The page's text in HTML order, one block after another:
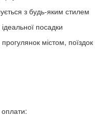
з будь-яким стилем
посадки
містом, поїздок